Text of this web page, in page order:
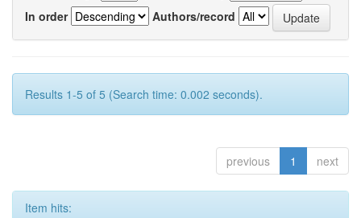
In order
Authors/record
Results 1-5 of 5 (Search time: 0.002 seconds).
previous 1 next
Item hits: